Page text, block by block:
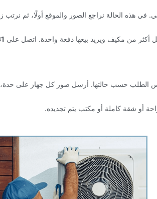
هذه الحالة نراجع الصور والموقع أولًا، ثم نرتب
أكثر من مكيف ويريد بيعها دفعة واحدة. اتصل على
الطلب حسب حالتها. أرسل صور كل جهاز على حدة،
أو شقة كاملة أو مكتب يتم تجديده.